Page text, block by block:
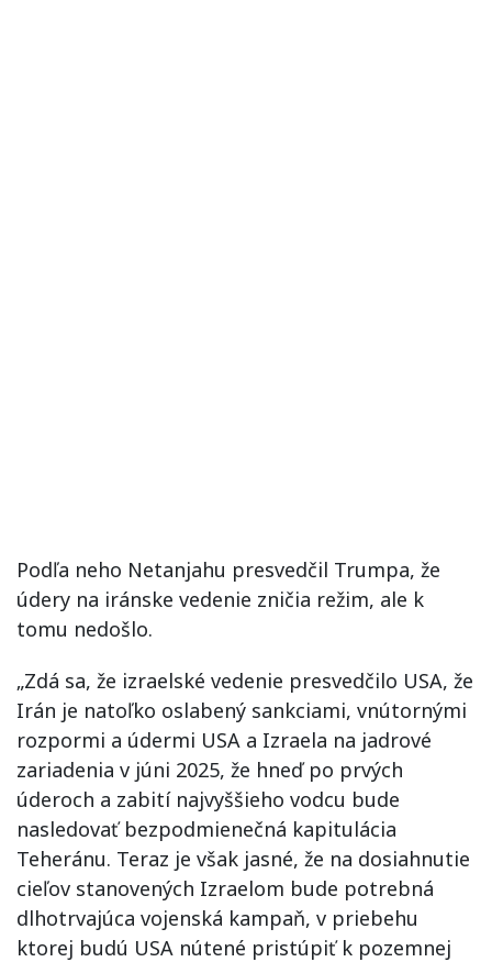
Podľa neho Netanjahu presvedčil Trumpa, že
údery na iránske vedenie zničia režim, ale k
tomu nedošlo.
„Zdá sa, že izraelské vedenie presvedčilo USA, že
Irán je natoľko oslabený sankciami, vnútornými
rozpormi a údermi USA a Izraela na jadrové
zariadenia v júni 2025, že hneď po prvých
úderoch a zabití najvyššieho vodcu bude
nasledovať bezpodmienečná kapitulácia
Teheránu. Teraz je však jasné, že na dosiahnutie
cieľov stanovených Izraelom bude potrebná
dlhotrvajúca vojenská kampaň, v priebehu
ktorej budú USA nútené pristúpiť k pozemnej